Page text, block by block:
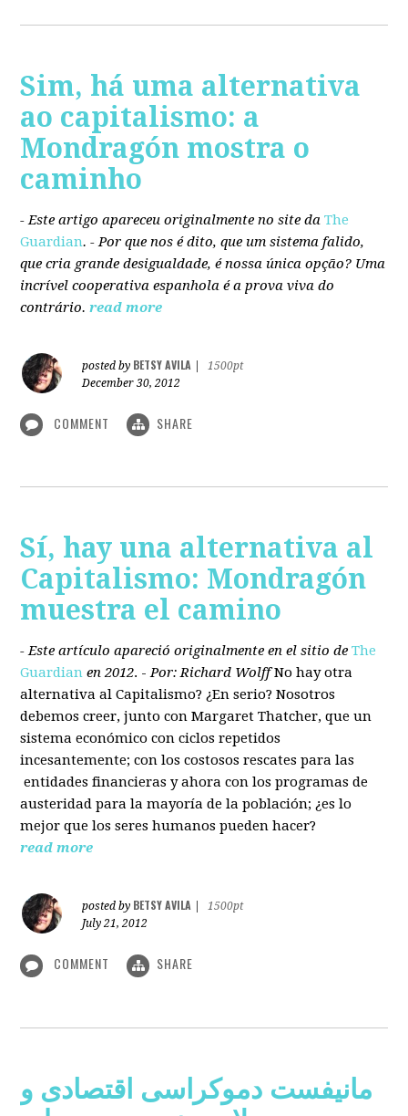
Sim, há uma alternativa
ao capitalismo: a
Mondragón mostra o
caminho
- Este artigo apareceu originalmente no site daThe
Guardian. - Por que nos é dito, que um sistema falido,
que cria grande desigualdade, é nossa única opção? Uma
incrível cooperativa espanhola é a prova viva do
contrário. read more
posted by BETSY AVILA
1500pt
December 30, 2012
COMMENT SHARE
Sí, hay una alternativa al
Capitalismo: Mondragón
muestra el camino
- Este artículo apareció originalmente en el sitio deThe
Guardian en 2012. - Por: Richard Wolff No hay otra
alternativa al Capitalismo? ¿En serio? Nosotros
debemos creer, junto con Margaret Thatcher, que un
sistema económico con ciclos repetidos
incesantemente; con los costosos rescates para las
entidades financieras y ahora con los programas de
austeridad para la mayoría de la población; ¿es lo
mejor que los seres humanos pueden hacer?
read more
posted by BETSY AVILA
1500pt
July 21, 2012
COMMENT SHARE
مانیفست دموکراسی اقتصادی و